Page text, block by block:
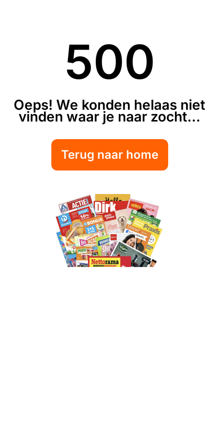
500
Oeps! We konden helaas niet
vinden waar je naar zocht...
Terug naar home